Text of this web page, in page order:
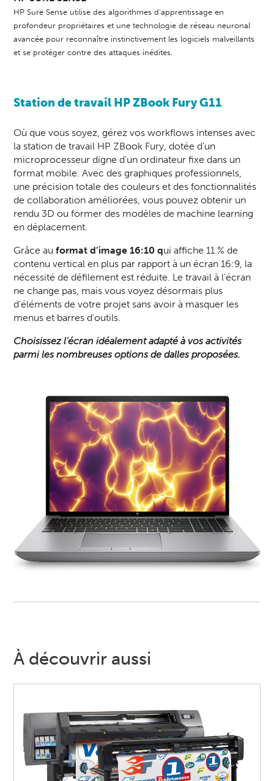
HP Sure Sense utilise des algorithmes d'apprentissage en
profondeur propriétaires et une technologie de réseau neuronal
avancée pour reconnaître instinctivement les logiciels malveillants
et se protéger contre des attaques inédites.
Station de travail HP ZBook Fury G11
Où que vous soyez, gérez vos workflows intenses avec
la station de travail HP ZBook Fury, dotée d’un
microprocesseur digne d’un ordinateur fixe dans un
format mobile. Avec des graphiques professionnels,
une précision totale des couleurs et des fonctionnalités
de collaboration améliorées, vous pouvez obtenir un
rendu 3D ou former des modèles de machine learning
en déplacement.
Grâce auformat d’image 16:10 qui affiche 11 % de
contenu vertical en plus par rapport à un écran 16:9, la
nécessité de défilement est réduite. Le travail à l’écran
ne change pas, mais vous voyez désormais plus
d’éléments de votre projet sans avoir à masquer les
menus et barres d’outils.
Choisissez l’écran idéalement adapté à vos activités
parmi les nombreuses options de dalles proposées.
À découvrir aussi